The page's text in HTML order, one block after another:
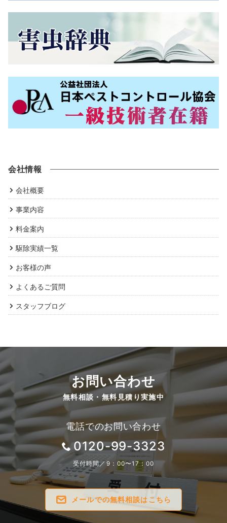
会社情報
会社概要
事業内容
料金案内
駆除実績一覧
お客様の声
よくあるご質問
スタッフブログ
お問い合わせ
無料相談・無料見積り実施中
電話でのお問い合わせ
0120-99-3323
受付時間／9：00〜17：00
メールでの無料相談はこちら